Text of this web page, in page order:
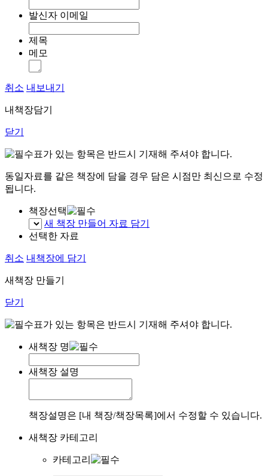
발신자 이메일
제목
메모
취소 내보내기
내책장담기
닫기
표가 있는 항목은 반드시 기재해 주셔야 합니다.
동일자료를 같은 책장에 담을 경우 담은 시점만 최신으로 수정
됩니다.
책장선택
새 책장 만들어 자료 담기
선택한 자료
취소 내책장에 담기
새책장 만들기
닫기
표가 있는 항목은 반드시 기재해 주셔야 합니다.
새책장 명
새책장 설명
책장설명은 [내 책장/책장목록]에서 수정할 수 있습니다.
새책장 카테고리
카테고리